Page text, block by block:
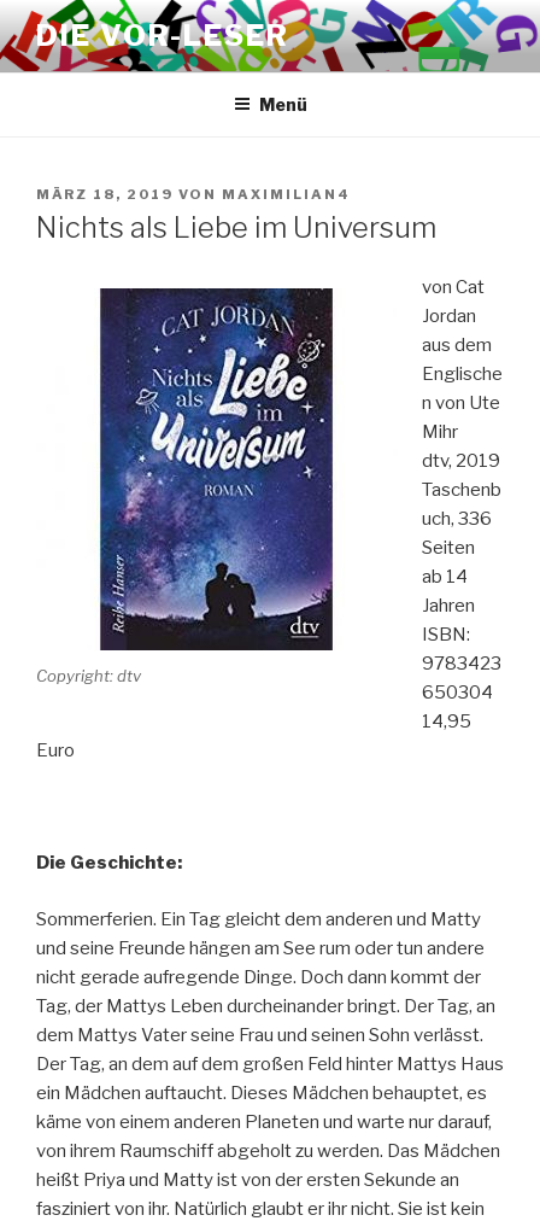
Zum
Inhalt
springen
DIE VOR-LESER
Menü
VERÖFFENTLICHT
AM
MÄRZ 18, 2019 VON MAXIMILIAN4
Nichts als Liebe im Universum
Copyright: dtv
von Cat
Jordan
aus dem
Englische
n von Ute
Mihr
dtv, 2019
Taschenb
uch, 336
Seiten
ab 14
Jahren
ISBN:
9783423
650304
14,95
Euro
Die Geschichte:
Sommerferien. Ein Tag gleicht dem anderen und Matty
und seine Freunde hängen am See rum oder tun andere
nicht gerade aufregende Dinge. Doch dann kommt der
Tag, der Mattys Leben durcheinander bringt. Der Tag, an
dem Mattys Vater seine Frau und seinen Sohn verlässt.
Der Tag, an dem auf dem großen Feld hinter Mattys Haus
ein Mädchen auftaucht. Dieses Mädchen behauptet, es
käme von einem anderen Planeten und warte nur darauf,
von ihrem Raumschiff abgeholt zu werden. Das Mädchen
heißt Priya und Matty ist von der ersten Sekunde an
fasziniert von ihr. Natürlich glaubt er ihr nicht. Sie ist kein